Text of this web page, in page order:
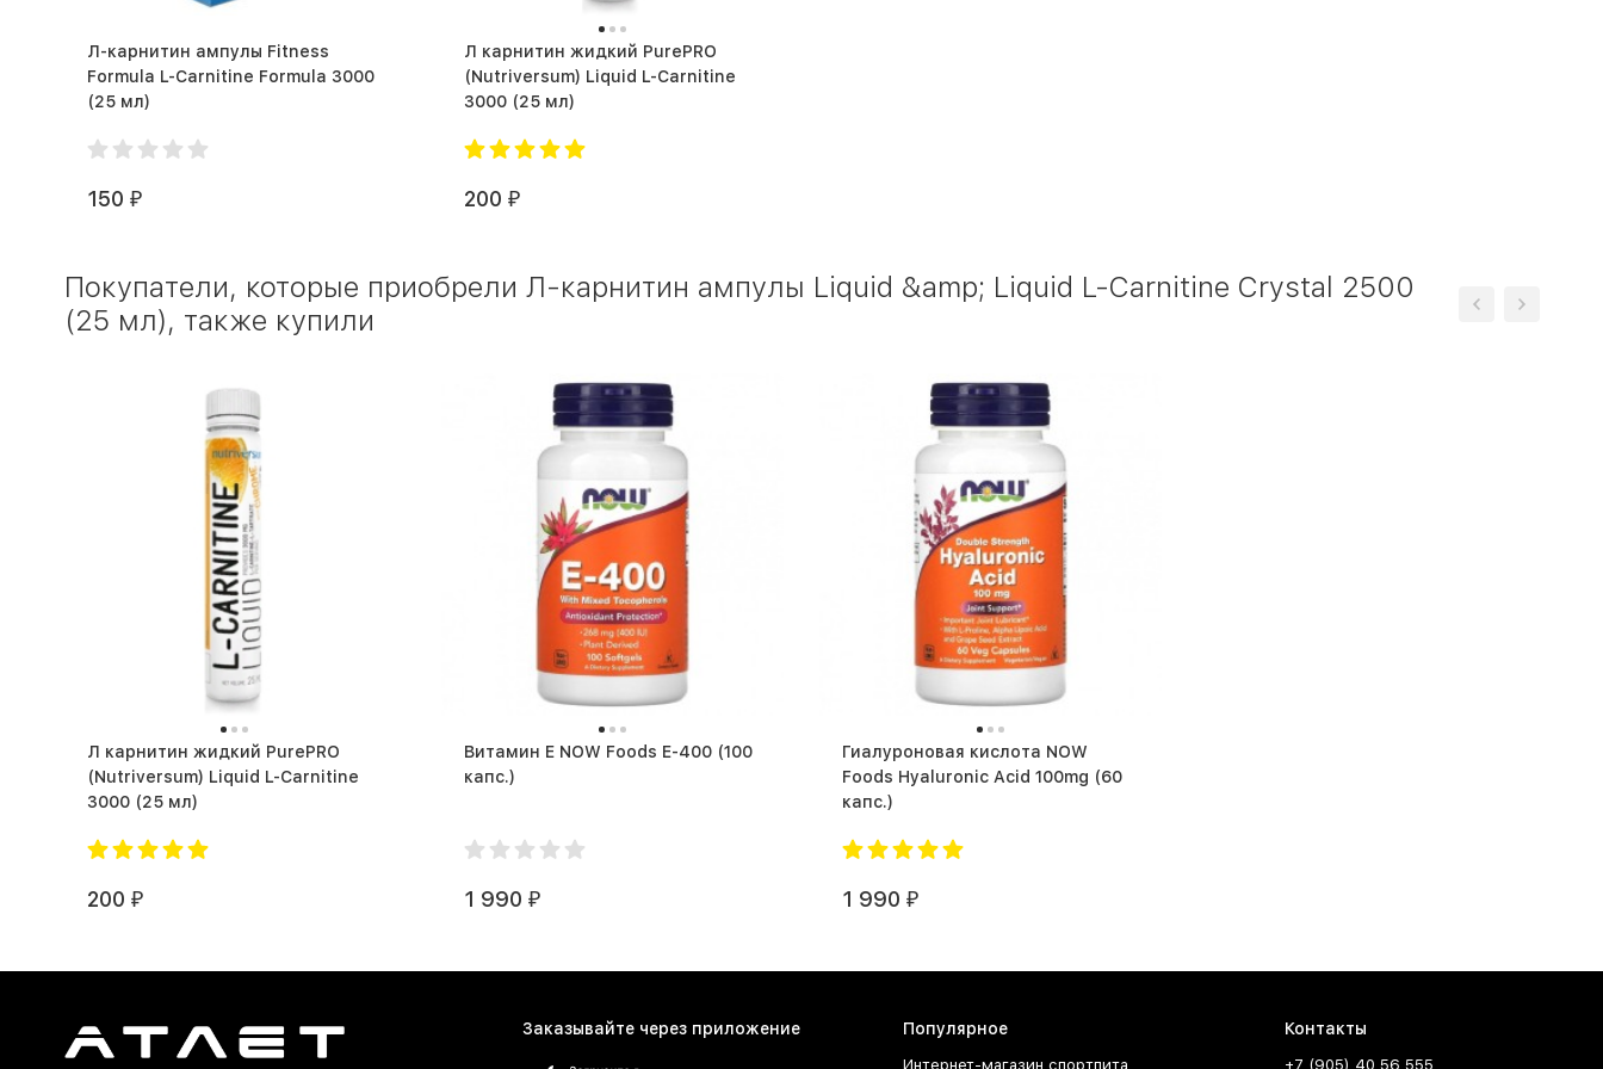
Л-карнитин ампулы Fitness
Formula L-Carnitine Formula 3000
(25 мл)
150 ₽
Л карнитин жидкий PurePRO
(Nutriversum) Liquid L-Carnitine
3000 (25 мл)
200 ₽
Покупатели, которые приобрели Л-карнитин ампулы Liquid &amp; Liquid L-Carnitine Crystal 2500
(25 мл), также купили
Л карнитин жидкий PurePRO
(Nutriversum) Liquid L-Carnitine
3000 (25 мл)
200 ₽
Витамин Е NOW Foods E-400 (100
капс.)
1 990 ₽
Гиалуроновая кислота NOW
Foods Hyaluronic Acid 100mg (60
капс.)
1 990 ₽
Заказывайте через приложение Популярное
Интернет-магазин спортпита
Контакты
+7 (905) 40 56 555